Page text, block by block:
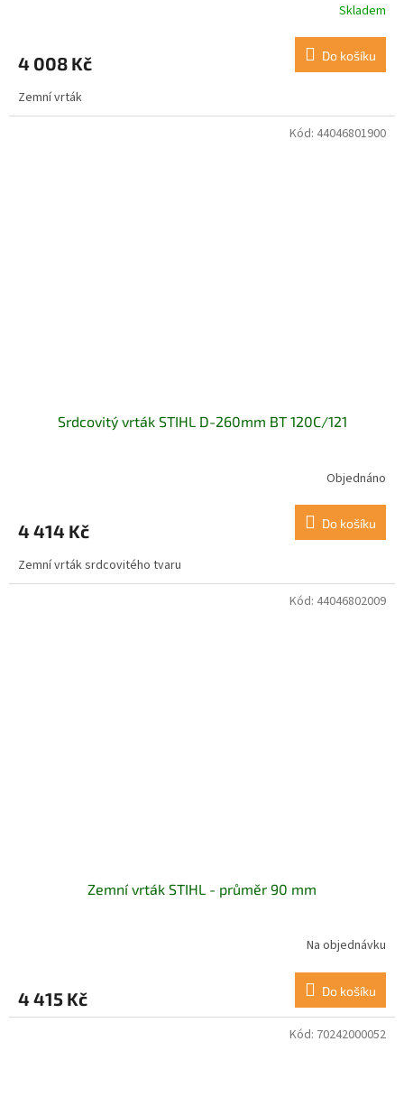
Skladem
4 008 Kč Do košíku
Zemní vrták
Srdcovitý vrták STIHL D-260mm BT 120C/121
Objednáno
4 414 Kč Do košíku
Zemní vrták srdcovitého tvaru
Kód: 44046801900
Zemní vrták STIHL - průměr 90 mm
je
5,0
Na objednávku
4 415 Kč Do košíku
Kód: 44046802009
Kód: 70242000052